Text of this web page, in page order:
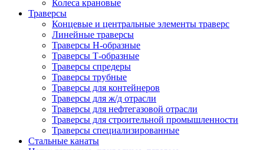
Колеса крановые
Траверсы
Концевые и центральные элементы траверс
Линейные траверсы
Траверсы Н-образные
Траверсы Т-образные
Траверсы спредеры
Траверсы трубные
Траверсы для контейнеров
Траверсы для ж/д отрасли
Траверсы для нефтегазовой отрасли
Траверсы для строительной промышленности
Траверсы специализированные
Стальные канаты